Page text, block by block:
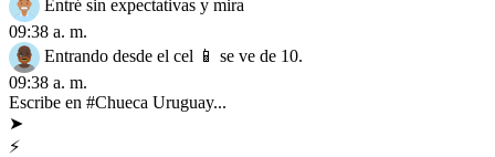
Entré sin expectativas y mira
09:38 a. m.
Entrando desde el cel 📱 se ve de 10.
09:38 a. m.
Escribe en #Chueca Uruguay...
➤
⚡